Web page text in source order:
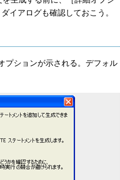
イアログも確認しておこう。
プションが示される。デフォル